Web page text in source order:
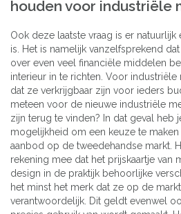
houden voor industriële
Ook deze laatste vraag is er
is. Het is namelijk vanzelfsprekend
over even veel financiële middelen
interieur in te richten. Voor
dat ze verkrijgbaar zijn voor ieders
meteen voor de nieuwe industriële
zijn terug te vinden? In dat geval heb
mogelijkheid om een keuze te
aanbod op de tweedehandse markt.
rekening mee dat het prijskaartje van
design in de praktijk behoorlijke
het minst het merk dat ze op de
verantwoordelijk. Dit geldt evenwel